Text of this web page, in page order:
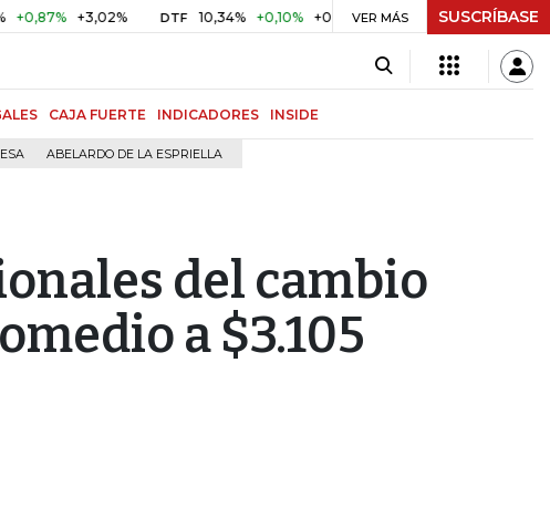
+3,02% DTF 10,34% +0,10% +0,98% UVR $ 416,96 +$ 0,05
VER MÁS SUSCRÍBASE
CAJA FUERTE INDICADORES INSIDE
ABELARDO DE LA ESPRIELLA
del cambio
a $3.105